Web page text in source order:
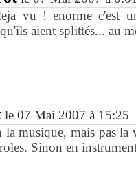
vu ! enorme c'est
aient splittés... au
le 07 Mai 2007 à 15:25
la musique, mais pas
Sinon en